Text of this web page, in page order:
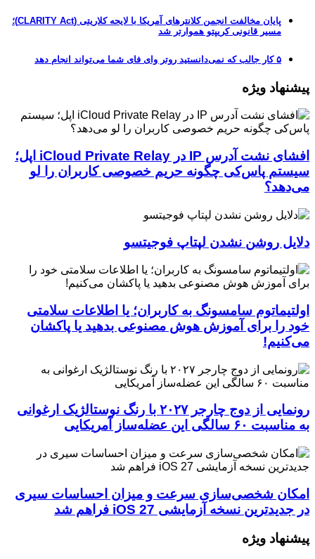
پایان مخالفت انجمن کلانترهای آمریکا با لایحه کلاریتی (CLARITY Act)؛
مسیر قانونی کریپتو هموارتر شد
۵ کار جالب که نمی‌دانستید روتر وای فای شما می‌تواند انجام دهد
پیشنهاد ویژه
افشای نشت آدرس IP در iCloud Private Relay اپل؛
سیستم پاس‌کی چگونه حریم خصوصی کاربران را لو
می‌دهد؟
دلایل روشن نشدن لپتاپ فوجیتسو
اولتیماتوم سامسونگ به کاربران؛ یا اطلاعات سلامتی
خود را برای آموزش هوش مصنوعی بدهید یا پاکشان
می‌کنیم!
رونمایی از دوج چارجر ۲۰۲۷ با رنگ نوستالژیک ارغوانی
به مناسبت ۶۰ سالگی این عضله‌ساز آمریکایی
امکان شخصی‌سازی سرعت و میزان احساسات سیری
در جدیدترین نسخه آزمایشی iOS 27 فراهم شد
پیشنهاد ویژه